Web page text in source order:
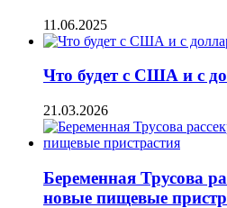
11.06.2025
Что будет с США и с
21.03.2026
Беременная Трусова
новые пищевые